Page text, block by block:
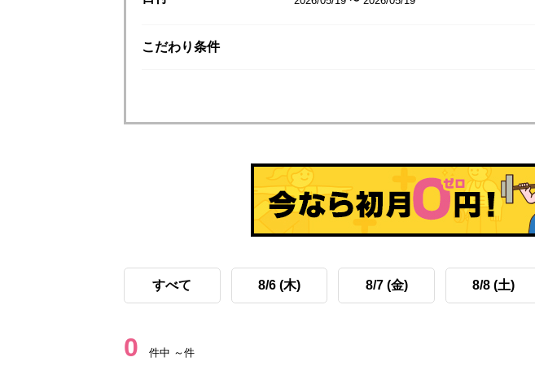
こだわり条件
すべて 8/6 (木) 8/7 (金) 8/8 (土)
0 件中 ～件